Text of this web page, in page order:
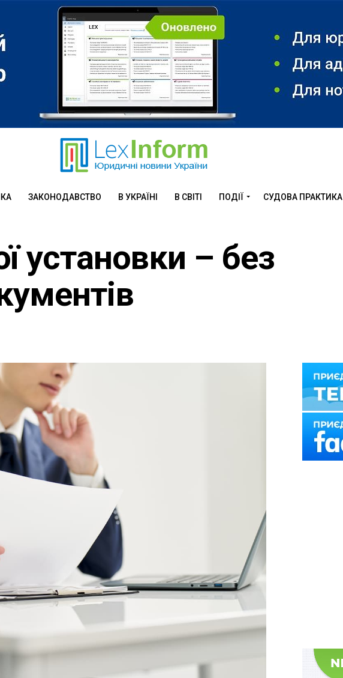
ЗАКОНОДАВСТВО В УКРАЇНІ В СВІТІ ПОДІЇ СУДОВА ПРАКТИКА
установки – без